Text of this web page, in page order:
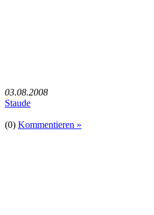
03.08.2008
Staude
(0) Kommentieren »